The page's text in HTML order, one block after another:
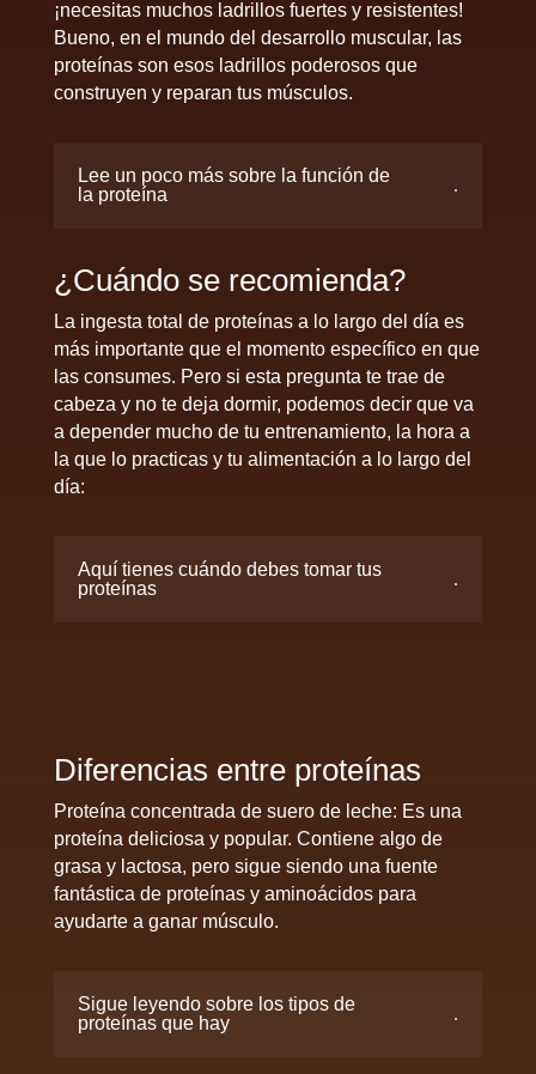
¡necesitas muchos ladrillos fuertes y resistentes!
Bueno, en el mundo del desarrollo muscular, las
proteínas son esos ladrillos poderosos que
construyen y reparan tus músculos.
Lee un poco más sobre la función de
la proteína
¿Cuándo se recomienda?
La ingesta total de proteínas a lo largo del día es
más importante que el momento específico en que
las consumes. Pero si esta pregunta te trae de
cabeza y no te deja dormir, podemos decir que va
a depender mucho de tu entrenamiento, la hora a
la que lo practicas y tu alimentación a lo largo del
día:
Aquí tienes cuándo debes tomar tus
proteínas
Diferencias entre proteínas
Proteína concentrada de suero de leche: Es una
proteína deliciosa y popular. Contiene algo de
grasa y lactosa, pero sigue siendo una fuente
fantástica de proteínas y aminoácidos para
ayudarte a ganar músculo.
Sigue leyendo sobre los tipos de
proteínas que hay